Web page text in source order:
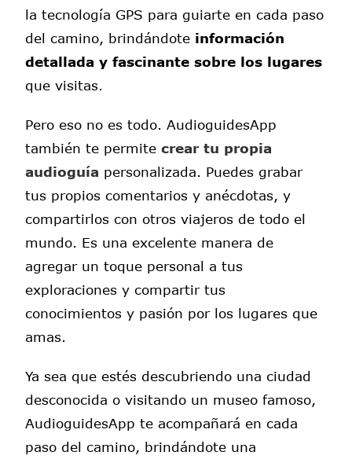
la tecnología GPS para guiarte en cada paso
del camino, brindándote información
detallada y fascinante sobre los lugares
que visitas.
Pero eso no es todo. AudioguidesApp
también te permite crear tu propia
audioguía personalizada. Puedes grabar
tus propios comentarios y anécdotas, y
compartirlos con otros viajeros de todo el
mundo. Es una excelente manera de
agregar un toque personal a tus
exploraciones y compartir tus
conocimientos y pasión por los lugares que
amas.
Ya sea que estés descubriendo una ciudad
desconocida o visitando un museo famoso,
AudioguidesApp te acompañará en cada
paso del camino, brindándote una